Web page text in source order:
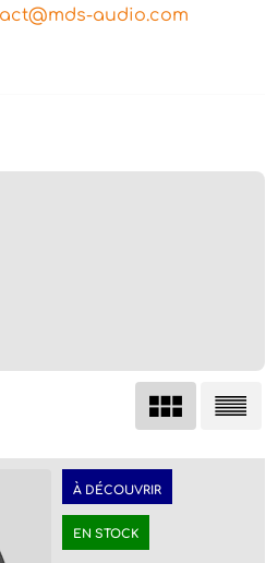
audio.com
À DÉCOUVRIR
EN STOCK